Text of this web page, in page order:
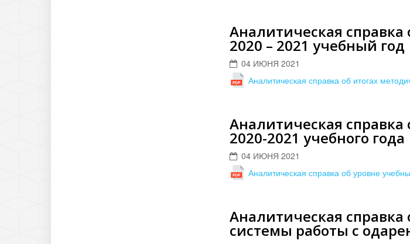
Аналитическая
2020 – 2021 учебный год
04 ИЮНЯ 2021
Аналитическая справка об итогах
Аналитическая
2020-2021 учебного года
04 ИЮНЯ 2021
Аналитическая справка об уровне
Аналитическая
системы работы с